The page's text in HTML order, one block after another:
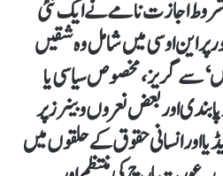
اجازت نامے نے ایک نئی
این او سی میں شامل وہ شقیں
سے گریز، مخصوص سیاسی یا
اور بعض نعروں و بینرز پر
انسانی حقوق کے حلقوں میں